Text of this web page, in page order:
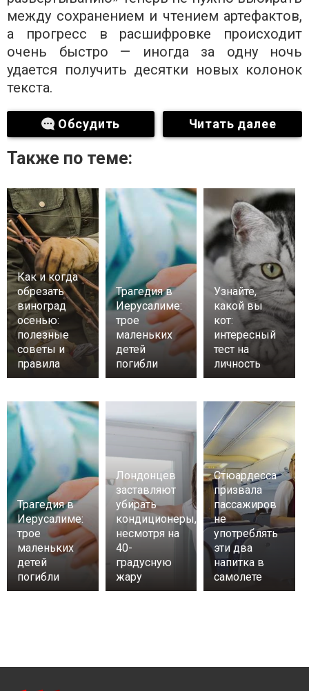
между сохранением и чтением артефактов,
а прогресс в расшифровке происходит
очень быстро — иногда за одну ночь
удается получить десятки новых колонок
текста.
Обсудить Читать далее
Также по теме:
Как и когда
обрезать
виноград
осенью:
полезные
советы и
правила
Трагедия в
Иерусалиме:
трое
маленьких
детей
погибли
Узнайте,
какой вы
кот:
интересный
тест на
личность
Трагедия в
Иерусалиме:
трое
маленьких
детей
погибли
Лондонцев
заставляют
убирать
кондиционеры,
несмотря на
40-
градусную
жару
Стюардесса
призвала
пассажиров
не
употреблять
эти два
напитка в
самолете